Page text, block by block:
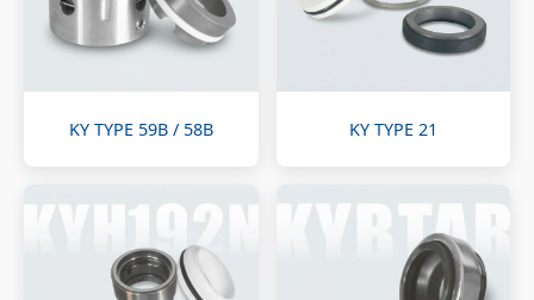
KY TYPE 59B / 58B KY TYPE 21